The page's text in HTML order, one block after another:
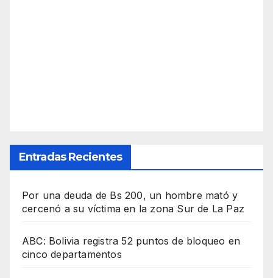
Entradas Recientes
Por una deuda de Bs 200, un hombre mató y
cercenó a su víctima en la zona Sur de La Paz
ABC: Bolivia registra 52 puntos de bloqueo en
cinco departamentos